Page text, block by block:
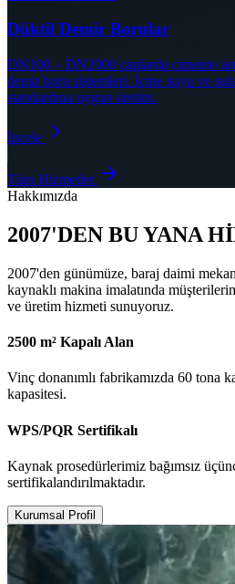
Düktil Demir Borular
DN100 – DN2000 çaplarda çimento
demir boru sistemleri. İçme suyu ve
standardına uygun üretim.
İncele
Tüm Hizmetler
Hakkımızda
2007'DEN BU YANA
2007'den günümüze, baraj daimi
kaynaklı makina imalatında
ve üretim hizmeti sunuyoruz.
2500 m² Kapalı Alan
Vinç donanımlı fabrikamızda 60 tona
kapasitesi.
WPS/PQR Sertifikalı
Kaynak prosedürlerimiz bağımsız
sertifikalandırılmaktadır.
Kurumsal Profil